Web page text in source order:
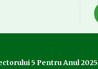
5 Pentru Anul 2025